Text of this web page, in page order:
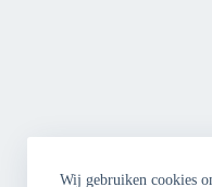
Wij gebruiken cookies